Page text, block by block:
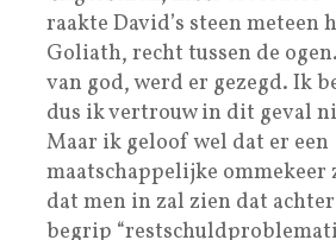
raakte David’s steen meteen
Goliath, recht tussen de
van god, werd er gezegd. Ik
dus ik vertrouw in dit geval
Maar ik geloof wel dat er een
maatschappelijke ommekeer
dat men in zal zien dat
begrip